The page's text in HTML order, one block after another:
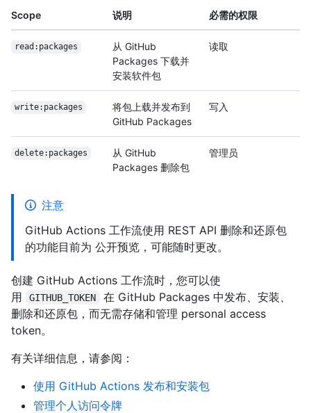
Scope 说明 必需的权限
read:packages
从 GitHub
Packages 下载并
安装软件包
读取
write:packages
将包上载并发布到
GitHub Packages
写入
delete:packages
从 GitHub
Packages 删除包
管理员
注意
GitHub Actions 工作流使用 REST API 删除和还原包
的功能目前为 公开预览，可能随时更改。
创建 GitHub Actions 工作流时，您可以使
用
GITHUB_TOKEN
在 GitHub Packages 中发布、安装、
删除和还原包，而无需存储和管理 personal access
token。
有关详细信息，请参阅：
使用 GitHub Actions 发布和安装包
管理个人访问令牌